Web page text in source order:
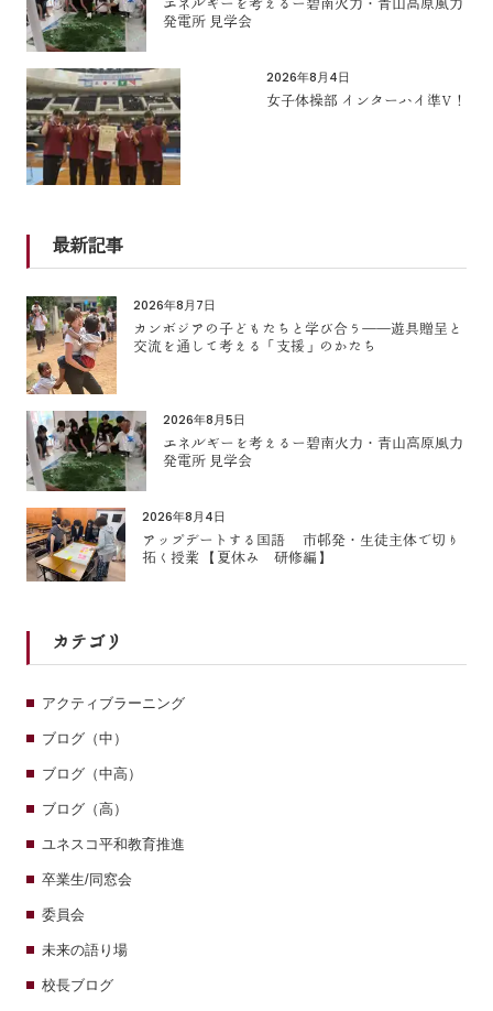
エネルギーを考えるー碧南火力・青山高原風力
発電所 見学会
2026年8月4日
女子体操部 インターハイ準V！
最新記事
2026年8月7日
カンボジアの子どもたちと学び合う――遊具贈呈と
交流を通して考える「支援」のかたち
2026年8月5日
エネルギーを考えるー碧南火力・青山高原風力
発電所 見学会
2026年8月4日
アップデートする国語 市邨発・生徒主体で切り
拓く授業 【夏休み 研修編】
カテゴリ
アクティブラーニング
ブログ（中）
ブログ（中高）
ブログ（高）
ユネスコ平和教育推進
卒業生/同窓会
委員会
未来の語り場
校長ブログ